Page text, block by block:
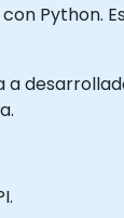
Python.